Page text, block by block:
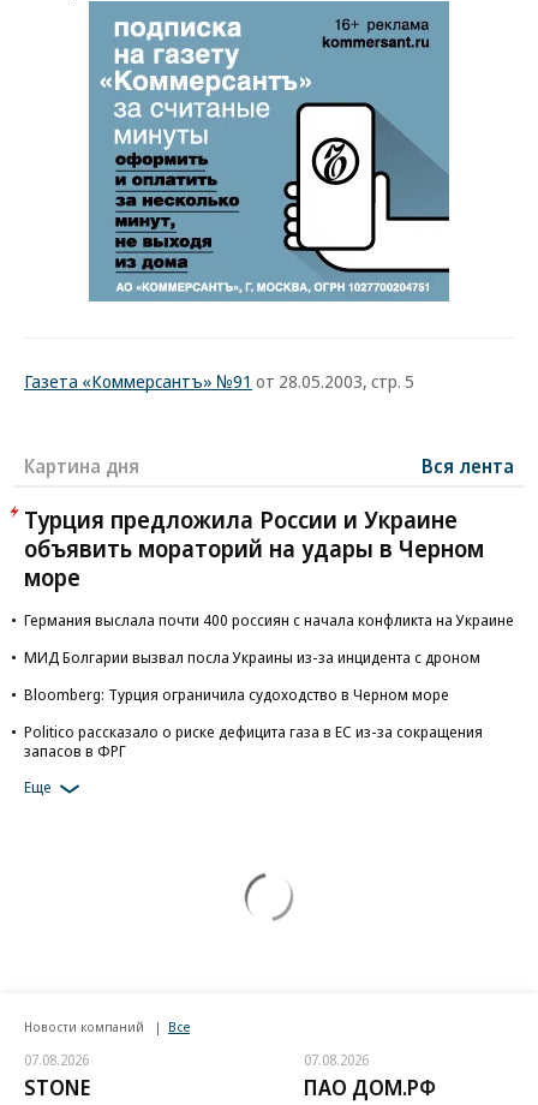
Газета «Коммерсантъ» №91 от 28.05.2003, стр. 5
Картина дня Вся лента
Турция предложила России и Украине
объявить мораторий на удары в Черном
море
Германия выслала почти 400 россиян с начала конфликта на Украине
МИД Болгарии вызвал посла Украины из-за инцидента с дроном
Bloomberg: Турция ограничила судоходство в Черном море
Politico рассказало о риске дефицита газа в ЕС из-за сокращения
запасов в ФРГ
Еще
Новости компаний Все
07.08.2026
STONE
07.08.2026
ПАО ДОМ.РФ